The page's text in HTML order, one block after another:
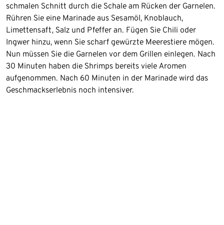
schmalen Schnitt durch die Schale am Rücken der Garnelen.
Rühren Sie eine Marinade aus Sesamöl, Knoblauch,
Limettensaft, Salz und Pfeffer an. Fügen Sie Chili oder
Ingwer hinzu, wenn Sie scharf gewürzte Meerestiere mögen.
Nun müssen Sie die Garnelen vor dem Grillen einlegen. Nach
30 Minuten haben die Shrimps bereits viele Aromen
aufgenommen. Nach 60 Minuten in der Marinade wird das
Geschmackserlebnis noch intensiver.